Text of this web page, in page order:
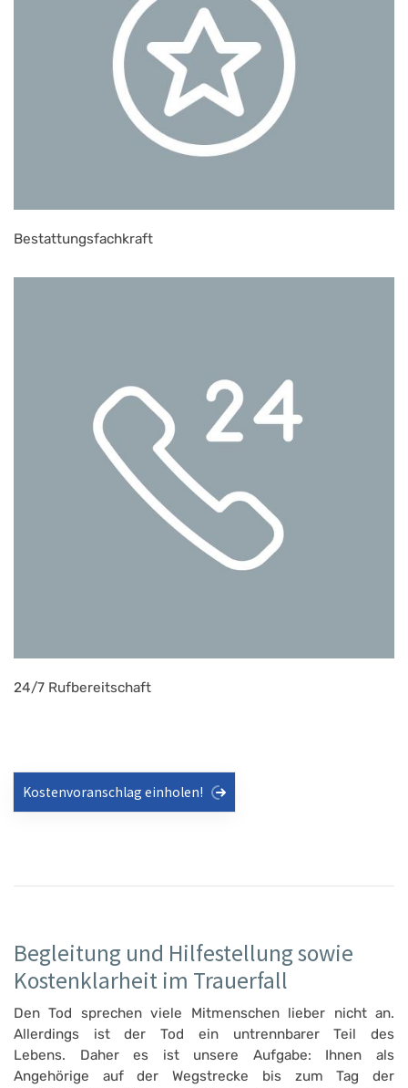
Bestattungsfachkraft
24/7 Rufbereitschaft
Kostenvoranschlag einholen!
Begleitung und Hilfestellung sowie
Kostenklarheit im Trauerfall
Den Tod sprechen viele Mitmenschen lieber nicht an.
Allerdings ist der Tod ein untrennbarer Teil des
Lebens. Daher es ist unsere Aufgabe: Ihnen als
Angehörige auf der Wegstrecke bis zum Tag der